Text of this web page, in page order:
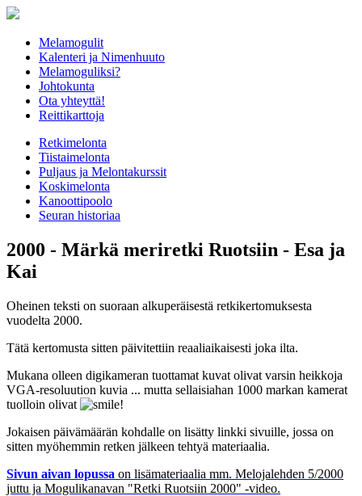
Melamogulit
Kalenteri ja Nimenhuuto
Melamoguliksi?
Johtokunta
Ota yhteyttä!
Reittikarttoja
Retkimelonta
Tiistaimelonta
Puljaus ja Melontakurssit
Koskimelonta
Kanoottipoolo
Seuran historiaa
2000 - Märkä meriretki Ruotsiin - Esa ja
Kai
Oheinen teksti on suoraan alkuperäisestä retkikertomuksesta
vuodelta 2000.
Tätä kertomusta sitten päivitettiin reaaliaikaisesti joka ilta.
Mukana olleen digikameran tuottamat kuvat olivat varsin heikkoja
VGA-resoluution kuvia ... mutta sellaisiahan 1000 markan kamerat
tuolloin olivat
!
Jokaisen päivämäärän kohdalle on lisätty linkki sivuille, jossa on
sitten myöhemmin retken jälkeen tehtyä materiaalia.
Sivun aivan lopussa on lisämateriaalia mm. Melojalehden 5/2000
juttu ja Mogulikanavan "Retki Ruotsiin 2000" -video.